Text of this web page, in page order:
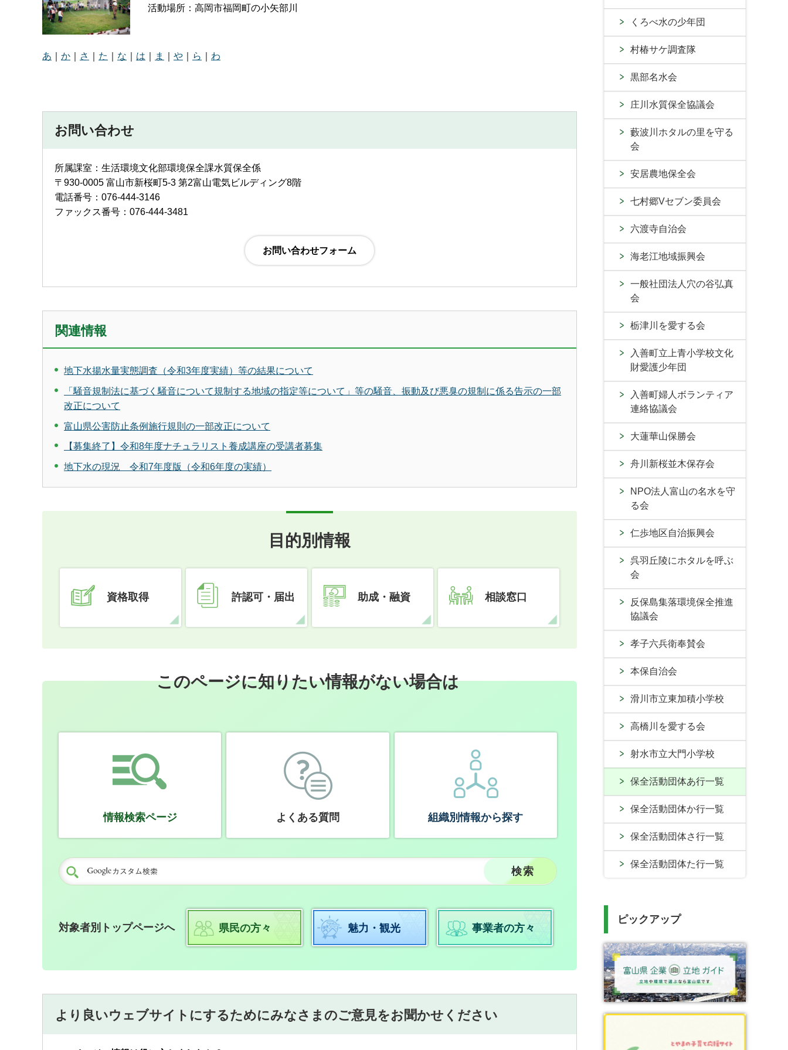
活動場所：高岡市福岡町の小矢部川
あ か さ た な は ま や ら わ
お問い合わせ
所属課室：生活環境文化部環境保全課水質保全係
〒930-0005 富山市新桜町5-3 第2富山電気ビルディング8階
電話番号：076-444-3146
ファックス番号：076-444-3481
関連情報
地下水揚水量実態調査（令和3年度実績）等の結果について
「騒音規制法に基づく騒音について規制する地域の指定等について」等の騒音、振動及び悪臭の規制に係る告示の一部
改正について
富山県公害防止条例施行規則の一部改正について
【募集終了】令和8年度ナチュラリスト養成講座の受講者募集
地下水の現況 令和7年度版（令和6年度の実績）
目的別情報
資格取得 許認可・届出 助成・融資 相談窓口
このページに知りたい情報がない場合は
情報検索ページ よくある質問 組織別情報から探す
対象者別トップページへ 県民の方々 魅力・観光 事業者の方々
より良いウェブサイトにするためにみなさまのご意見をお聞かせください
くろべ水の少年団
村椿サケ調査隊
黒部名水会
庄川水質保全協議会
藪波川ホタルの里を守る
会
安居農地保全会
七村郷Vセブン委員会
六渡寺自治会
海老江地域振興会
一般社団法人穴の谷弘真
会
栃津川を愛する会
入善町立上青小学校文化
財愛護少年団
入善町婦人ボランティア
連絡協議会
大蓮華山保勝会
舟川新桜並木保存会
NPO法人富山の名水を守
る会
仁歩地区自治振興会
呉羽丘陵にホタルを呼ぶ
会
反保島集落環境保全推進
協議会
孝子六兵衛奉賛会
本保自治会
滑川市立東加積小学校
高橋川を愛する会
射水市立大門小学校
保全活動団体あ行一覧
保全活動団体か行一覧
保全活動団体さ行一覧
保全活動団体た行一覧
ピックアップ